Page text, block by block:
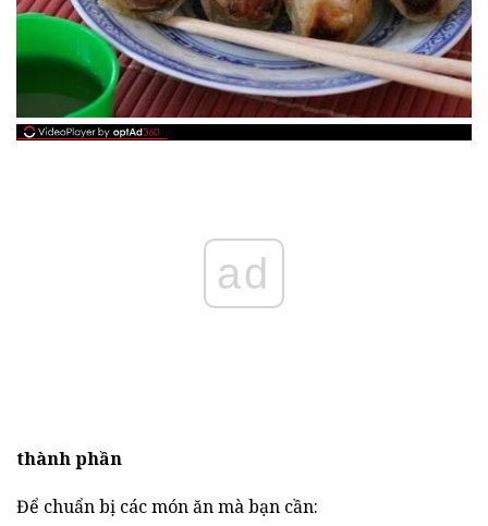
ad
thành phần
Để chuẩn bị các món ăn mà bạn cần: